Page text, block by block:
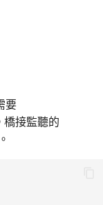
要
橋接監聽的